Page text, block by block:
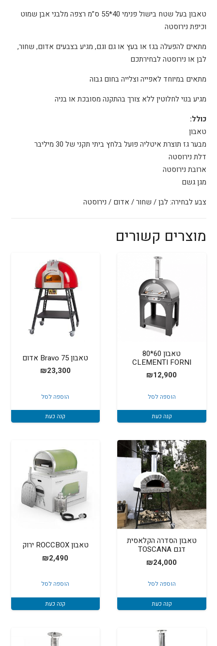
טאבון בעל שטח בישול פנימי 40*55 ס”מ רצפה מלבני אבן שמוט
וכיפת נירוסטה
מתאים להפעלה בגז או בעץ או גם וגם, מגיע בצבעים אדום, שחור,
לבן או נירוסטה לבחירתכם
מתאים במיוחד לאפייה וצלייה בחום גבוה
מגיע בנוי לחלוטין ללא צורך בהתקנה מסובכת או בניה
כולל:
טאבון
מבער גז תוצרת איטליה פועל בלחץ ביתי תקני של 30 מיליבר
דלת נירוסטה
ארובת נירוסטה
מגן גשם
צבע לבחירה: לבן / שחור / אדום / נירוסטה
מוצרים קשורים
טאבון 60*80
CLEMENTI FORNI
₪12,900
הוספה לסל
קנה כעת
טאבון Bravo 75 אדום
₪23,300
הוספה לסל
קנה כעת
טאבון הסדרה הקלאסית
דגם TOSCANA
₪24,000
הוספה לסל
קנה כעת
טאבון ROCCBOX ירוק
₪2,490
הוספה לסל
קנה כעת